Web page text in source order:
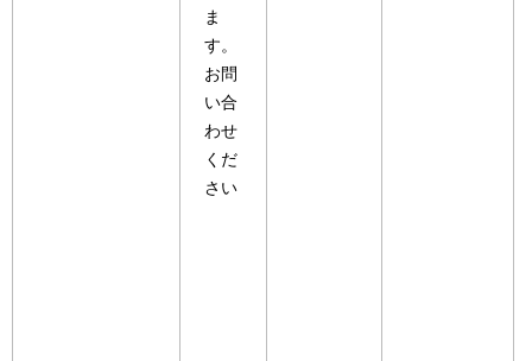
ま
す。
お問
い合
わせ
くだ
さい